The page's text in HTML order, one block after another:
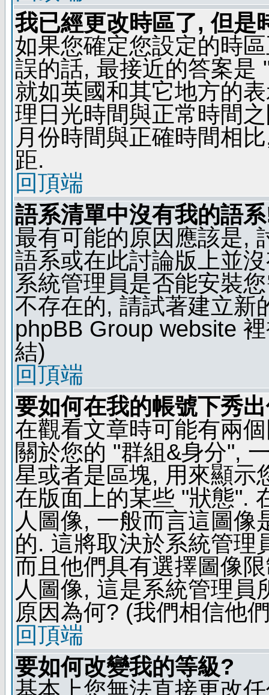
我已經更改時區了, 但是
如果您確定您設定的時
誤的話, 最接近的答案是
就如英國和其它地方的
理日光時間與正常時間
月份時間與正確時間相
距.
回頂端
語系清單中沒有我的語
最有可能的原因應該是,
語系或在此討論版上並
系統管理員是否能安裝
不存在的, 請試著建立新
phpBB Group website
結)
回頂端
要如何在我的帳號下秀
在觀看文章時可能有兩
關於您的 "群組&身分",
星或者是區塊, 用來顯示
在版面上的某些 "狀態".
人圖像, 一般而言這圖像
的. 這將取決於系統管理
而且他們具有選擇圖像
人圖像, 這是系統管理
原因為何? (我們相信他
回頂端
要如何改變我的等級?
基本上您無法直接更改